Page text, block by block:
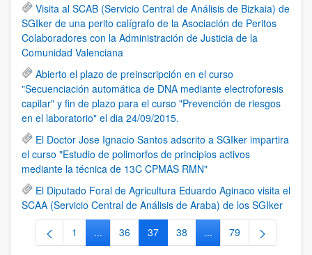
Visita al SCAB (Servicio Central de Análisis de Bizkaia) de
SGIker de una perito calígrafo de la Asociación de Peritos
Colaboradores con la Administración de Justicia de la
Comunidad Valenciana
Abierto el plazo de preinscripción en el curso
"Secuenciación automática de DNA mediante electroforesis
capilar" y fin de plazo para el curso "Prevención de riesgos
en el laboratorio" el dia 24/09/2015.
El Doctor Jose Ignacio Santos adscrito a SGIker impartira
el curso "Estudio de polimorfos de principios activos
mediante la técnica de 13C CPMAS RMN"
El Diputado Foral de Agricultura Eduardo Aginaco visita el
SCAA (Servicio Central de Análisis de Araba) de los SGIker
Página
1 ...Páginas intermedias Use TAB para desplazarse.
Página
36 Página
37 Página
38 ...Páginas intermedias
Página
79